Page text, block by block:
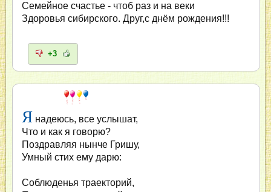
Семейное счастье - чтоб раз и на веки
Здоровья сибирского. Друг,с днём рождения!!!
+3
Я надеюсь, все услышат,
Что и как я говорю?
Поздравляя нынче Гришу,
Умный стих ему дарю:
Соблюденья траекторий,